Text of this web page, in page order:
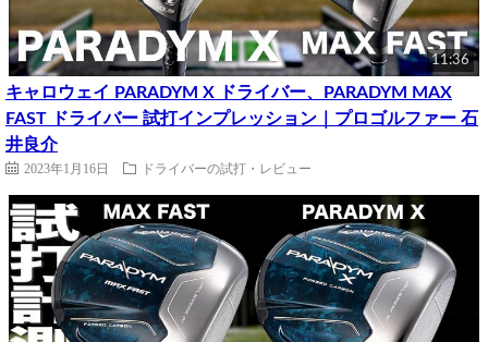
11:36
キャロウェイ PARADYM X ドライバー、PARADYM MAX
FAST ドライバー 試打インプレッション｜プロゴルファー 石
井良介
2023年1月16日 ドライバーの試打・レビュー